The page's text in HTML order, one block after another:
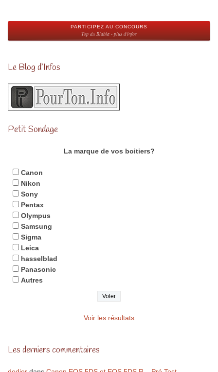
PARTICIPEZ AU CONCOURS
Top du Blabla - plus d'infos
Le Blog d’Infos
Petit Sondage
La marque de vos boitiers?
Canon
Nikon
Sony
Pentax
Olympus
Samsung
Sigma
Leica
hasselblad
Panasonic
Autres
Voir les résultats
Les derniers commentaires